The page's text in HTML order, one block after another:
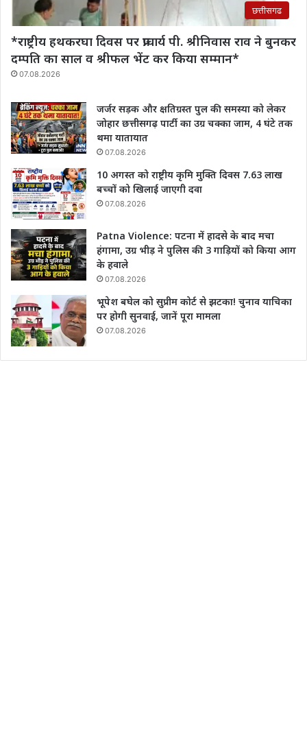
छत्तीसगढ
*राष्ट्रीय हथकरघा दिवस पर प्राचार्य पी. श्रीनिवास राव‌ ने बुनकर
दम्पति का साल व श्रीफल भेंट कर किया सम्मान*
07.08.2026
जर्जर सड़क और क्षतिग्रस्त पुल की समस्या को लेकर
जोहार छत्तीसगढ़ पार्टी का उग्र चक्का जाम, 4 घंटे तक
थमा यातायात
07.08.2026
10 अगस्त को राष्ट्रीय कृमि मुक्ति दिवस 7.63 लाख
बच्चों को खिलाई जाएगी दवा
07.08.2026
Patna Violence: पटना में हादसे के बाद मचा
हंगामा, उग्र भीड़ ने पुलिस की 3 गाड़ियों को किया आग
के हवाले
07.08.2026
भूपेश बघेल को सुप्रीम कोर्ट से झटका! चुनाव याचिका
पर होगी सुनवाई, जानें पूरा मामला
07.08.2026